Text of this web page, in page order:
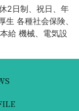
2日制、祝日、年
各種社会保険、
給 機械、電気設